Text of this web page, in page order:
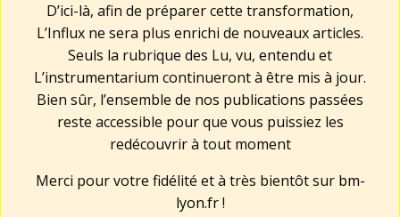
D’ici-là, afin de préparer cette transformation,
L’Influx ne sera plus enrichi de nouveaux articles.
Seuls la rubrique des Lu, vu, entendu et
L’instrumentarium continueront à être mis à jour.
Bien sûr, l’ensemble de nos publications passées
reste accessible pour que vous puissiez les
redécouvrir à tout moment
Merci pour votre fidélité et à très bientôt sur bm-
lyon.fr!